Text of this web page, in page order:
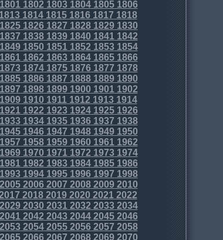
1802 1803180418051806
18131814181518161817 1818
18261827 182818291830
18381839184018411842
185018511852 18531854
1862 1863186418651866
18731874187518761877 1878
18861887 188818891890
18981899190019011902
191019111912 19131914
1922 1923192419251926
19331934193519361937 1938
19461947 194819491950
19581959196019611962
197019711972 19731974
1982 1983198419851986
19931994199519961997 1998
20062007 200820092010
20182019202020212022
203020312032 20332034
2042 2043204420452046
20532054205520562057 2058
20662067 206820692070